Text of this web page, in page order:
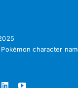
character